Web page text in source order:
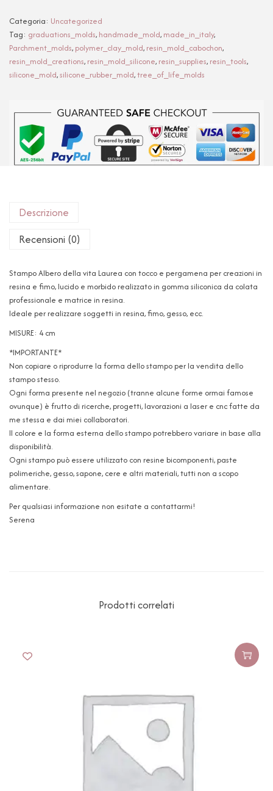
Categoria: Uncategorized
Tag: graduations_molds, handmade_mold, made_in_italy,
Parchment_molds, polymer_clay_mold, resin_mold_cabochon,
resin_mold_creations, resin_mold_silicone, resin_supplies, resin_tools,
silicone_mold,silicone_rubber_mold,tree_of_life_molds
Descrizione
Recensioni (0)
Stampo Albero della vita Laurea con tocco e pergamena per creazioni in
resina e fimo, lucido e morbido realizzato in gomma siliconica da colata
professionale e matrice in resina.
Ideale per realizzare soggetti in resina, fimo, gesso, ecc.
MISURE: 4 cm
*IMPORTANTE*
Non copiare o riprodurre la forma dello stampo per la vendita dello
stampo stesso.
Ogni forma presente nel negozio (tranne alcune forme ormai famose
ovunque) è frutto di ricerche, progetti, lavorazioni a laser e cnc fatte da
me stessa e dai miei collaboratori.
Il colore e la forma esterna dello stampo potrebbero variare in base alla
disponibilità.
Ogni stampo può essere utilizzato con resine bicomponenti, paste
polimeriche, gesso, sapone, cere e altri materiali, tutti non a scopo
alimentare.
Per qualsiasi informazione non esitate a contattarmi!
Serena
Prodotti correlati